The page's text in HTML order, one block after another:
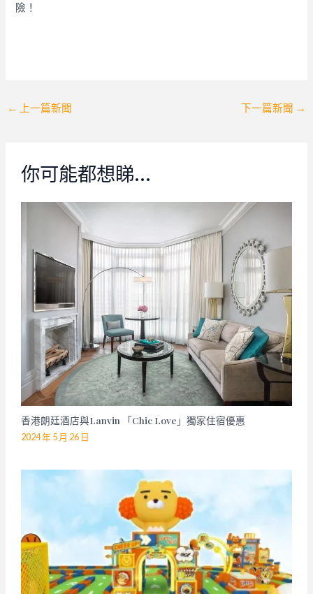
險！
Post
← 上一篇新聞 下一篇新聞 →
你可能都想睇…
香港朗廷酒店與Lanvin 「Chic Love」獨家住宿優惠
2024 年 5 月 26 日